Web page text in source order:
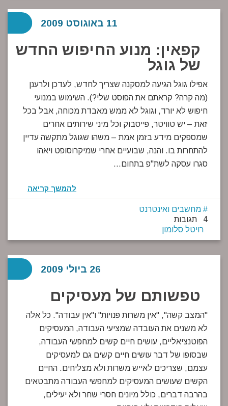
קפאין: מנוע החיפוש החדש
של גוגל
אפילו גוגל הגיעה למסקנה שצריך לחדש, לעדכן ולרענן
(מה קרה? קראתם את הפוסט שלי?). השימוש במנועי
חיפוש לא יורד, וגוגל לא ממש מאבדת מכוחה, אבל בכל
זאת – יש טוויטר, פייסבוק וכל מיני שירותים אחרים
שמספקים מידע בזמן אמת – משהו שגוגל מתקשה עדיין
להתחרות בו. והנה, שבועיים אחרי שמיקרוסופט ויאהו
סגרו עסקה לשת"פ בתחום…
להמשך קריאה
11 באוגוסט 2009
מחשבים ואינטרנט
4 תגובות
רויטל סלומון
טפשותם של מעסיקים
"המצב קשה", "אין משרות פנויות" ו"אין עבודה". כל אלה
לא משנים את העובדה שמציעי העבודה, המעסיקים
הפוטנציאליים, עושים חיים קשים למחפשי העבודה,
שבסופו של דבר עושים חיים קשים גם למעסיקים
עצמם, שצריכים לאייש משרות ולא מצליחים. החיים
הקשים שעושים המעסיקים למחפשי העבודה מתבטאים
בהרבה דברים, כולל מיונים חסרי שחר ולא יעילים,
26 ביולי 2009